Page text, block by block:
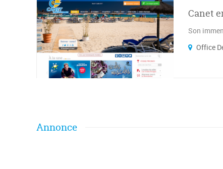
Canet
Son
Office
Annonce